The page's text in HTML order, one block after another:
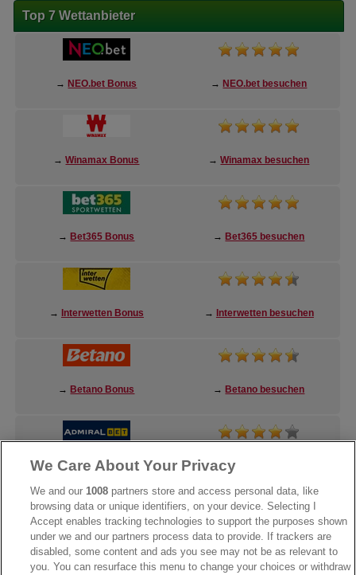
Top 7 Wettanbieter
→ NEO.bet Bonus → NEO.bet besuchen
→Winamax Bonus →Winamax besuchen
→ Bet365 Bonus → Bet365 besuchen
→ Interwetten Bonus → Interwetten besuchen
→ Betano Bonus → Betano besuchen
→AdmiralBet Bonus →AdmiralBet besuchen
→Bwin Bonus →Bwin besuchen
We Care About Your Privacy
We and our1008 partners store and access personal data, like
browsing data or unique identifiers, on your device. Selecting I
Accept enables tracking technologies to support the purposes shown
under we and our partners process data to provide. If trackers are
disabled, some content and ads you see may not be as relevant to
you. You can resurface this menu to change your choices or withdraw